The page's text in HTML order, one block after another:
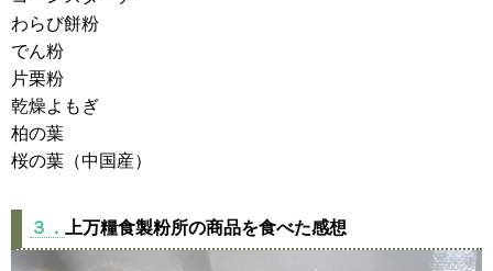
わらび餅粉
でん粉
片栗粉
乾燥よもぎ
柏の葉
桜の葉（中国産）
３． 上万糧食製粉所の商品を食べた感想